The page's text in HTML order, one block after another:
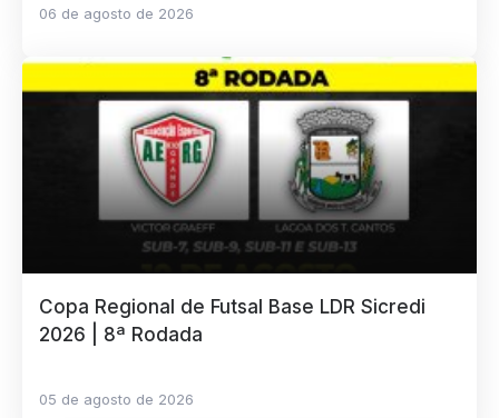
06 de agosto de 2026
Copa Regional de Futsal Base LDR Sicredi
2026 | 8ª Rodada
05 de agosto de 2026